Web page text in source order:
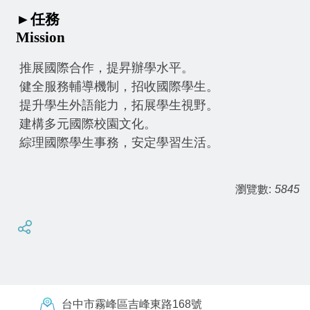
►任務
Mission
推展國際合作，提昇辦學水平。
健全服務輔導機制，招收國際學生。
提升學生外語能力，拓展學生視野。
建構多元國際校園文化。
綜理國際學生事務，安定學習生活。
瀏覽數: 5845
台中市霧峰區吉峰東路168號